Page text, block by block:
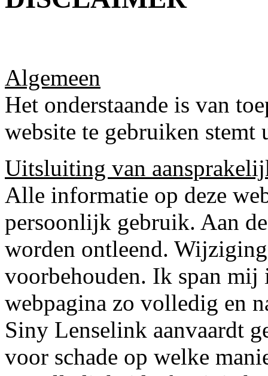
Algemeen
Het onderstaande is van
website te gebruiken stemt
Uitsluiting van
Alle informatie op deze
persoonlijk gebruik. Aan
worden ontleend.
voorbehouden. Ik span
webpagina zo volledig en
Siny Lenselink aanvaardt
voor schade op welke